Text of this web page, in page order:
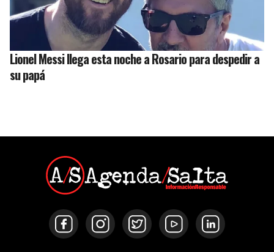
Lionel Messi llega esta noche a Rosario para despedir a
su papá